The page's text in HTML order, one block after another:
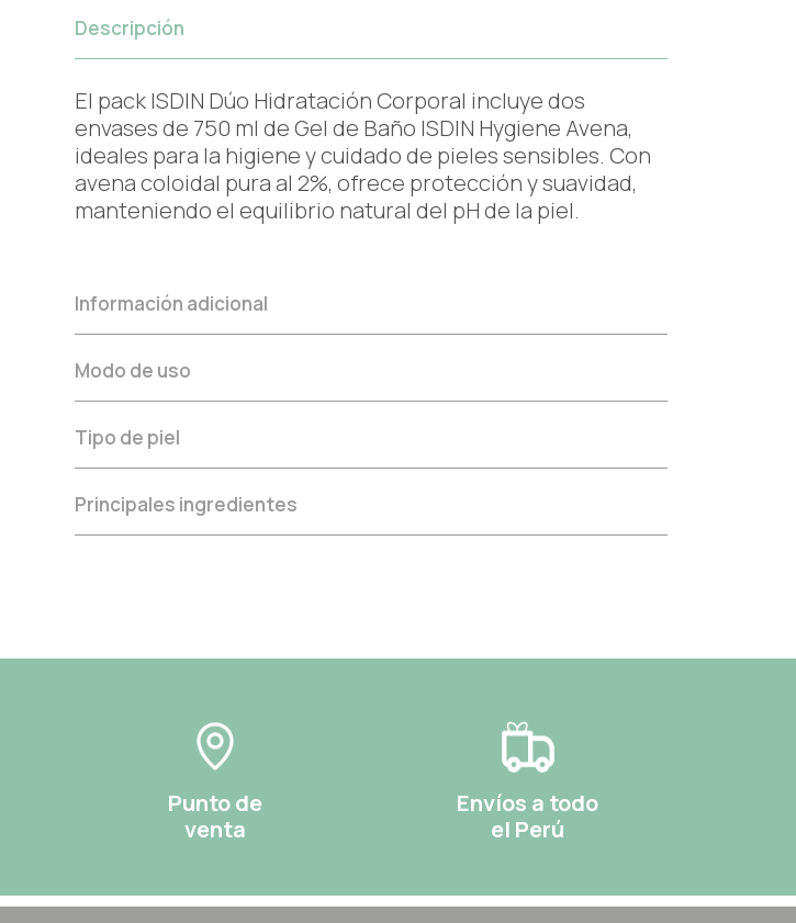
Descripción
El pack ISDIN Dúo Hidratación Corporal incluye dos
envases de 750 ml de Gel de Baño ISDIN Hygiene Avena,
ideales para la higiene y cuidado de pieles sensibles. Con
avena coloidal pura al 2%, ofrece protección y suavidad,
manteniendo el equilibrio natural del pH de la piel.
Información adicional
Modo de uso
Tipo de piel
Principales ingredientes
Punto de
venta
Envíos a todo
el Perú